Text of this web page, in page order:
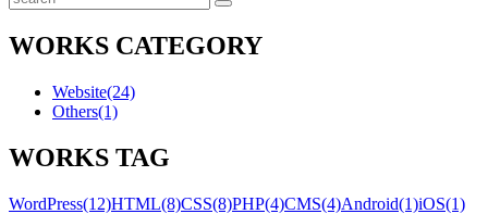
検
WORKS CATEGORY
Website(24)
Others(1)
WORKS TAG
WordPress(12)HTML(8)CSS(8)PHP(4)CMS(4)Android(1)iOS(1)